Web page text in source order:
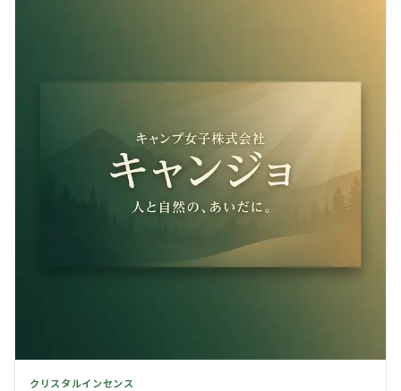
クリスタルインセンス